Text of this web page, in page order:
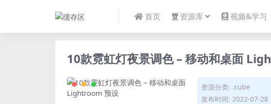
首页 资源库 视频&学习
10款霓虹灯夜景调色 – 移动和桌面
资源分类: .cube
发布时间: 2022-07-28